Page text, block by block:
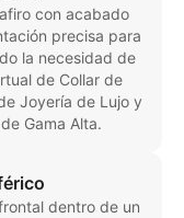
con acabado
precisa para
la necesidad de
de Collar de
Joyería de Lujo y
Gama Alta.
dentro de un